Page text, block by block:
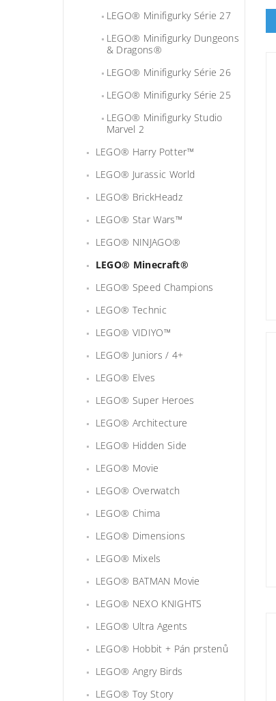
LEGO® Minifigurky Série 27
LEGO® Minifigurky Dungeons
& Dragons®
LEGO® Minifigurky Série 26
LEGO® Minifigurky Série 25
LEGO® Minifigurky Studio
Marvel 2
LEGO® Harry Potter™
LEGO® Jurassic World
LEGO® BrickHeadz
LEGO® Star Wars™
LEGO® NINJAGO®
LEGO® Minecraft®
LEGO® Speed Champions
LEGO® Technic
LEGO® VIDIYO™
LEGO® Juniors / 4+
LEGO® Elves
LEGO® Super Heroes
LEGO® Architecture
LEGO® Hidden Side
LEGO® Movie
LEGO® Overwatch
LEGO® Chima
LEGO® Dimensions
LEGO® Mixels
LEGO® BATMAN Movie
LEGO® NEXO KNIGHTS
LEGO® Ultra Agents
LEGO® Hobbit + Pán prstenů
LEGO® Angry Birds
LEGO® Toy Story